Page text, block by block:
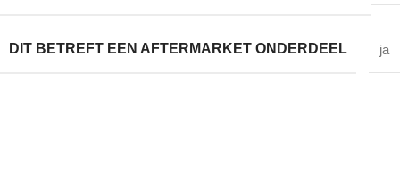
DIT BETREFT EEN AFTERMARKET ONDERDEEL ja